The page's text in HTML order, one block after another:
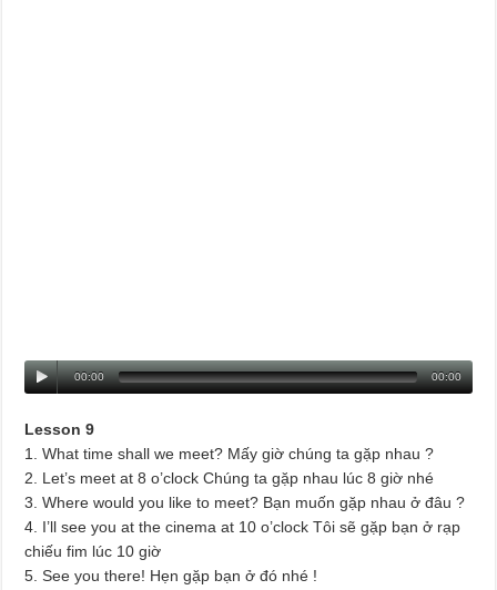
00:00 00:00
Lesson 9
1. What time shall we meet? Mấy giờ chúng ta gặp nhau ?
2. Let’s meet at 8 o’clock Chúng ta gặp nhau lúc 8 giờ nhé
3. Where would you like to meet? Bạn muốn gặp nhau ở đâu ?
4. I’ll see you at the cinema at 10 o’clock Tôi sẽ gặp bạn ở rạp
chiếu fim lúc 10 giờ
5. See you there! Hẹn gặp bạn ở đó nhé !